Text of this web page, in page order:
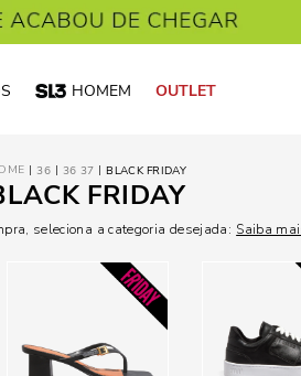
HOMEM OUTLET
36 36 37 BLACK FRIDAY
FRIDAY
seleciona a categoria desejada: Saiba